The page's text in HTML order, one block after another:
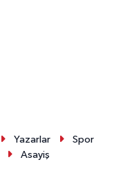
Yazarlar
Spor
Asayiş